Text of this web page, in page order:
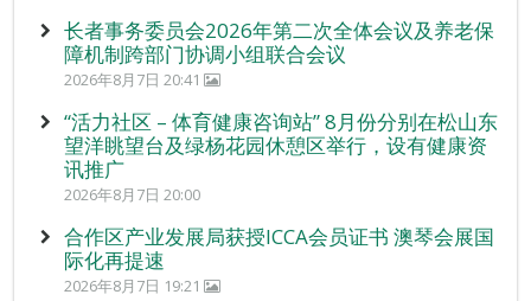
长者事务委员会2026年第二次全体会议及养老保
障机制跨部门协调小组联合会议
2026年8月7日 20:41
“活力社区 – 体育健康咨询站” 8月份分别在松山东
望洋眺望台及绿杨花园休憩区举行，设有健康资
讯推广
2026年8月7日 20:00
合作区产业发展局获授ICCA会员证书 澳琴会展国
际化再提速
2026年8月7日 19:21